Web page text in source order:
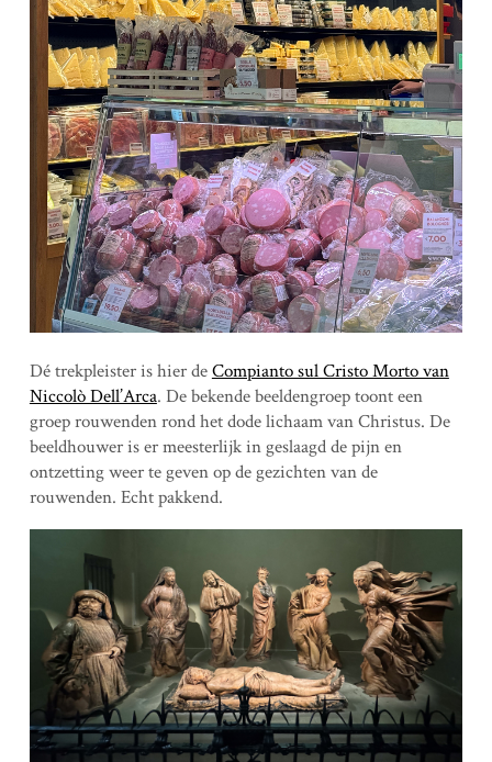
Dé trekpleister is hier deCompianto sul Cristo Morto van
Niccolò Dell’Arca. De bekende beeldengroep toont een
groep rouwenden rond het dode lichaam van Christus. De
beeldhouwer is er meesterlijk in geslaagd de pijn en
ontzetting weer te geven op de gezichten van de
rouwenden. Echt pakkend.